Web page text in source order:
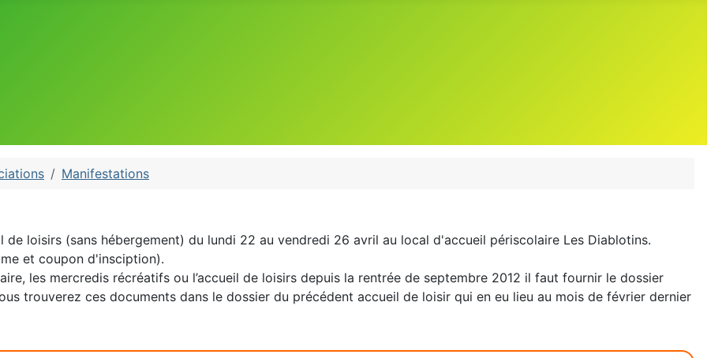
Manifestations
de loisirs (sans hébergement) du lundi 22 au vendredi 26 avril au local d'accueil périscolaire Les Diablotins.
et coupon d'insciption).
les mercredis récréatifs ou l’accueil de loisirs depuis la rentrée de septembre 2012 il faut fournir le dossier
trouverez ces documents dans le dossier du précédent accueil de loisir qui en eu lieu au mois de février dernier